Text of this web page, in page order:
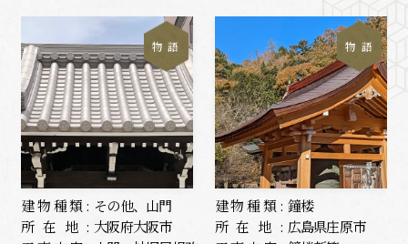
物 語
建物種類: その他、山門
所在地: 大阪府大阪市
物 語
建物種類: 鐘楼
所在地: 広島県庄原市